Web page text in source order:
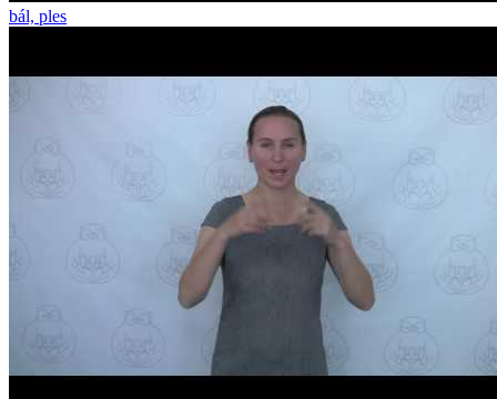
bál, ples